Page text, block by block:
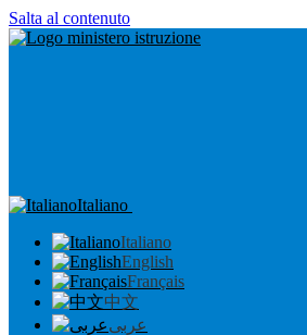
Salta al contenuto
Italiano
Italiano
English
Français
中文
عربى